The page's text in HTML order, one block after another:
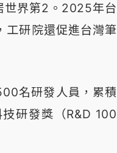
世界第2。2025年台
工研院還促進台灣筆
名研發人員，累積
研發獎（R&D 100